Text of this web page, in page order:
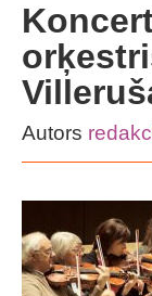
Autors